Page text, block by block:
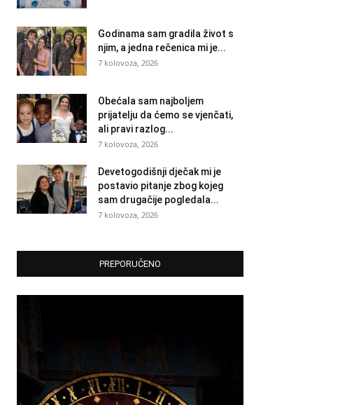
Godinama sam gradila život s
njim, a jedna rečenica mi je...
7 kolovoza, 2026
Obećala sam najboljem
prijatelju da ćemo se vjenčati,
ali pravi razlog...
7 kolovoza, 2026
Devetogodišnji dječak mi je
postavio pitanje zbog kojeg
sam drugačije pogledala...
7 kolovoza, 2026
PREPORUČENO